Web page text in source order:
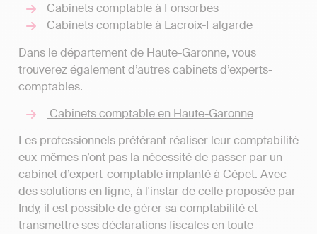
Cabinets comptable à Fonsorbes
Cabinets comptable à Lacroix-Falgarde
Dans le département de Haute-Garonne, vous
trouverez également d’autres cabinets d’experts-
comptables.
Cabinets comptable en Haute-Garonne
Les professionnels préférant réaliser leur comptabilité
eux-mêmes n’ont pas la nécessité de passer par un
cabinet d’expert-comptable implanté à Cépet. Avec
des solutions en ligne, à l'instar de celle proposée par
Indy, il est possible de gérer sa comptabilité et
transmettre ses déclarations fiscales en toute